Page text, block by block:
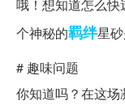
哦！想知道怎么
个神秘的羁绊星
# 趣味问题
你知道吗？在这